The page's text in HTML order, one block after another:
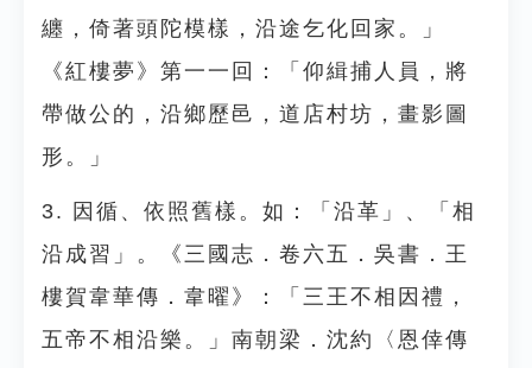
纏，倚著頭陀模樣，沿途乞化回家。」
《紅樓夢》第一一回：「仰緝捕人員，將
帶做公的，沿鄉歷邑，道店村坊，畫影圖
形。」
3. 因循、依照舊樣。如：「沿革」、「相
沿成習」。《三國志．卷六五．吳書．王
樓賀韋華傳．韋曜》：「三王不相因禮，
五帝不相沿樂。」南朝梁．沈約〈恩倖傳